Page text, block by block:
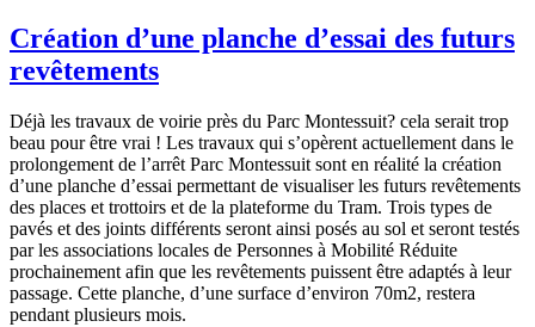
Création d’une planche d’essai des futurs
revêtements
Déjà les travaux de voirie près du Parc Montessuit? cela serait trop
beau pour être vrai ! Les travaux qui s’opèrent actuellement dans le
prolongement de l’arrêt Parc Montessuit sont en réalité la création
d’une planche d’essai permettant de visualiser les futurs revêtements
des places et trottoirs et de la plateforme du Tram. Trois types de
pavés et des joints différents seront ainsi posés au sol et seront testés
par les associations locales de Personnes à Mobilité Réduite
prochainement afin que les revêtements puissent être adaptés à leur
passage. Cette planche, d’une surface d’environ 70m2, restera
pendant plusieurs mois.